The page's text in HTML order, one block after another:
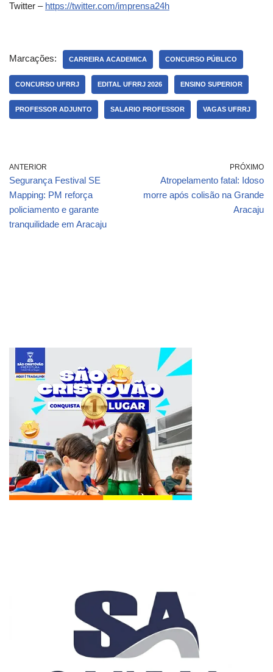
Twitter – https://twitter.com/imprensa24h
Marcações: CARREIRA ACADEMICA CONCURSO PÚBLICO
CONCURSO UFRRJ EDITAL UFRRJ 2026 ENSINO SUPERIOR
PROFESSOR ADJUNTO SALARIO PROFESSOR VAGAS UFRRJ
ANTERIOR
Segurança Festival SE
Mapping: PM reforça
policiamento e garante
tranquilidade em Aracaju
PRÓXIMO
Atropelamento fatal: Idoso
morre após colisão na Grande
Aracaju